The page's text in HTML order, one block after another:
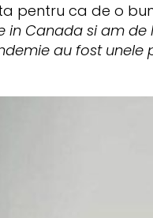
pentru ca de o
in Canada si am
au fost unele